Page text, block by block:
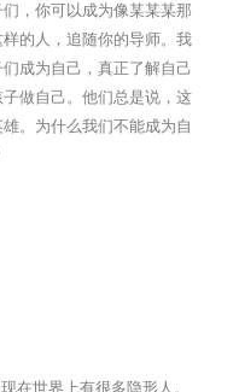
，你可以成为像某某某那
的人，追随你的导师。我
成为自己，真正了解自己
做自己。他们总是说，这
。为什么我们不能成为自
在世界上有很多隐形人。